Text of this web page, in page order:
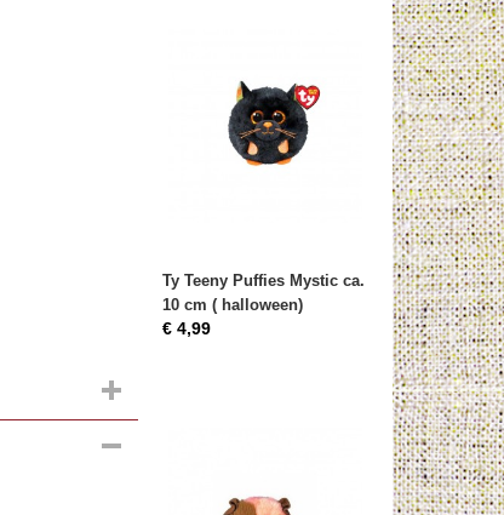
Ty Teeny Puffies Mystic ca.
10 cm ( halloween)
€ 4,99